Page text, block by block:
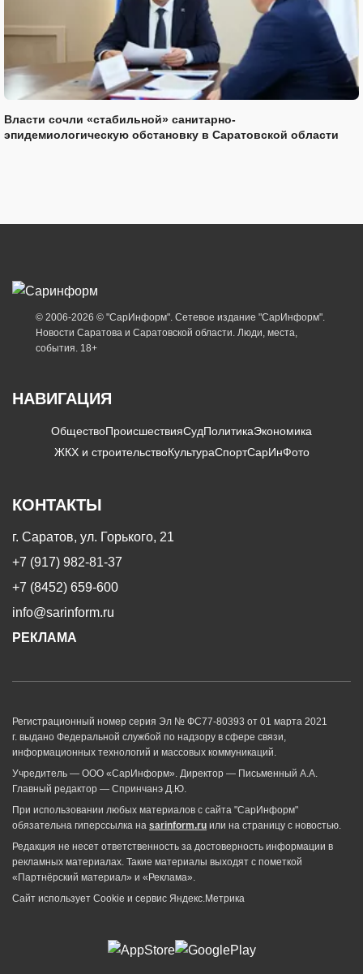
Власти сочли «стабильной» санитарно-
эпидемиологическую обстановку в Саратовской области
© 2006-2026 © "СарИнформ". Сетевое издание "СарИнформ".
Новости Саратова и Саратовской области. Люди, места,
события. 18+
НАВИГАЦИЯ
ОбществоПроисшествияСудПолитикаЭкономика
ЖКХ и строительствоКультураСпортСарИнФото
КОНТАКТЫ
г. Саратов, ул. Горького, 21
+7 (917) 982-81-37
+7 (8452) 659-600
info@sarinform.ru
РЕКЛАМА
Регистрационный номер серия Эл № ФС77-80393 от 01 марта 2021
г. выдано Федеральной службой по надзору в сфере связи,
информационных технологий и массовых коммуникаций.
Учредитель — ООО «СарИнформ». Директор — Письменный А.А.
Главный редактор — Спринчанэ Д.Ю.
При использовании любых материалов с сайта "СарИнформ"
обязательна гиперссылка на sarinform.ru или на страницу с новостью.
Редакция не несет ответственность за достоверность информации в
рекламных материалах. Такие материалы выходят с пометкой
«Партнёрский материал» и «Реклама».
Сайт использует Cookie и сервиc Яндекс.Метрика